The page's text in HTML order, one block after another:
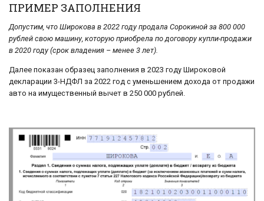
ПРИМЕР ЗАПОЛНЕНИЯ
Допустим, что Широкова в 2022 году продала Сорокиной за 800 000
рублей свою машину, которую приобрела по договору купли-продажи
в 2020 году (срок владения – менее 3 лет).
Далее показан образец заполнения в 2023 году Широковой
декларации 3-НДФЛ за 2022 год с уменьшением дохода от продажи
авто на имущественный вычет в 250 000 рублей.